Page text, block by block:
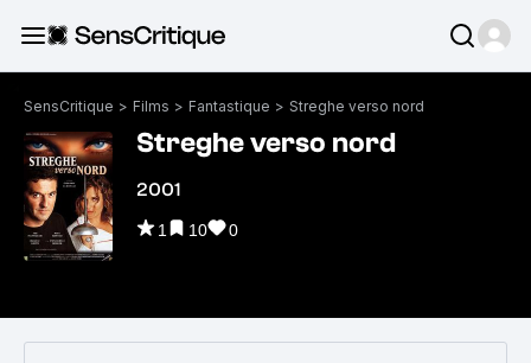
SensCritique > Films > Fantastique > Streghe verso nord
Streghe verso nord
2001
1 10 0